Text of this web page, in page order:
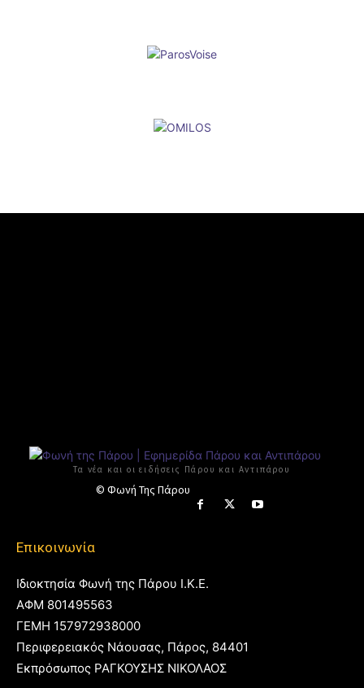
Τα νέα και οι ειδήσεις Πάρου και Αντιπάρου
© Φωνή Της Πάρου
Επικοινωνία
Ιδιοκτησία Φωνή της Πάρου Ι.Κ.Ε.
ΑΦΜ 801495563
ΓΕΜΗ 157972938000
Περιφερειακός Νάουσας, Πάρος, 84401
Εκπρόσωπος ΡΑΓΚΟΥΣΗΣ ΝΙΚΟΛΑΟΣ